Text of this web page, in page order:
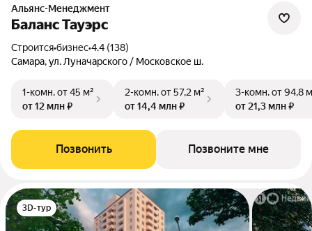
Альянс-Менеджмент
Баланс Тауэрс
Строится•бизнес•4.4 (138)
Самара, ул. Луначарского / Московское ш.
1-комн.от 45 м²
от 12 млн ₽
2-комн.от 57,2 м²
от 14,4 млн ₽
3-комн.от 94,8
от 21,3 млн ₽
Позвонить Позвоните мне
3D-тур